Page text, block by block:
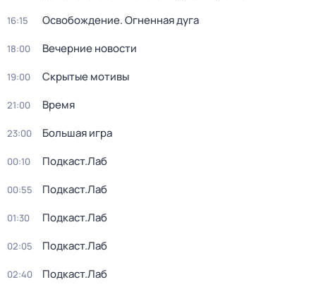
16:15 Освобождение. Огненная дуга
18:00 Вечерние новости
19:00 Скрытые мотивы
21:00 Время
23:00 Большая игра
00:10 Подкаст.Лаб
00:55 Подкаст.Лаб
01:30 Подкаст.Лаб
02:05 Подкаст.Лаб
02:40 Подкаст.Лаб